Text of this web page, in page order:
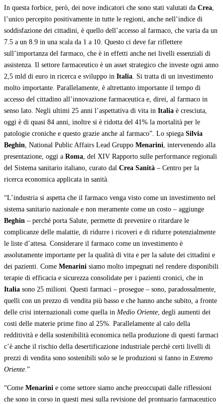
In questa forbice, però, dei nove indicatori che sono stati valutati da Crea,
l’unico percepito positivamente in tutte le regioni, anche nell’indice di
soddisfazione dei cittadini, è quello dell’accesso al farmaco, che varia da un
7.5 a un 8.9 in una scala da 1 a 10. Questo ci deve far riflettere
sull’importanza del farmaco, che è in effetti anche nei livelli essenziali di
assistenza. Il settore farmaceutico è un asset strategico che investe ogni anno
2,5 mld di euro in ricerca e sviluppo in Italia. Si tratta di un investimento
molto importante. Parallelamente, è altrettanto importante il tempo di
accesso del cittadino all’innovazione farmaceutica e, direi, al farmaco in
senso lato. Negli ultimi 25 anni l’aspettativa di vita in Italia è cresciuta,
oggi è di quasi 84 anni, inoltre si è ridotta del 41% la mortalità per le
patologie croniche e questo grazie anche al farmaco”. Lo spiega Silvia
Beghin, National Public Affairs Lead Gruppo Menarini, intervenendo alla
presentazione, oggi a Roma, del XIV Rapporto sulle performance regionali
del Sistema sanitario italiano, curato dal Crea Sanità – Centro per la
ricerca economica applicata in sanità.
“L’industria si aspetta che il farmaco venga visto come un investimento nel
sistema sanitario nazionale e non meramente come un costo – aggiunge
Beghin – perché porta Salute, permette di prevenire o ritardare le
complicanze delle malattie, di ridurre i ricoveri e di ridurre potenzialmente
le liste d’attesa. Considerare il farmaco come un investimento è
assolutamente importante per la qualità di vita e per la salute dei cittadini e
dei pazienti. Come Menarini siamo molto impegnati nel rendere disponibili
terapie di efficacia e sicurezza consolidate per i pazienti cronici, che in
Italia sono 25 milioni. Questi farmaci – prosegue – sono, paradossalmente,
quelli con un prezzo di vendita più basso e che hanno anche subito, a fronte
delle crisi internazionali come quella in Medio Oriente, degli aumenti dei
costi delle materie prime fino al 25%. Parallelamente al calo della
redditività e della sostenibilità economica nella produzione di questi farmaci
c’è anche il rischio della desertificazione industriale perchè certi livelli di
prezzi di vendita sono sostenibili solo se le produzioni si fanno in Estremo
Oriente.”
“Come Menarini e come settore siamo anche preoccupati dalle riflessioni
che sono in corso in questi mesi sulla revisione del prontuario farmaceutico